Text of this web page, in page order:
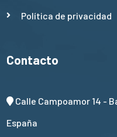
Política de privacidad
Contacto
Calle Campoamor 14 -
España